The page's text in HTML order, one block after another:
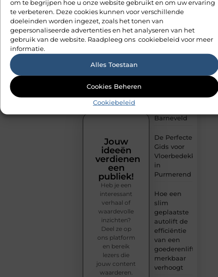
om te begrijpen hoe u onze website gebruikt en om uw ervaring
te verbeteren. Deze cookies kunnen voor verschillende
doeleinden worden ingezet, zoals het tonen van
gepersonaliseerde advertenties en het analyseren van het
gebruik van de website. Raadpleeg ons cookiebeleid voor meer
informatie.
Alles Toestaan
Cookies Beheren
Cookiebeleid
PSG
fanartikelen
kopen
zonder
keuzestress
elektricien
Barneveld
De Perfecte
Gids voor
Vloerbedekking
in
Purmerend
Hoe een
slim
geplaatste
autolift de
efficiëntie
van een
goederenlift
merkbaar
verhoogt
Jouw
ideeën
verdienen
een
publiek!
Heb je een
interessant
verhaal of
waardevolle
inzichten?
Deel ze op
ons platform
en bereik
lezers die
jouw content
waarderen.